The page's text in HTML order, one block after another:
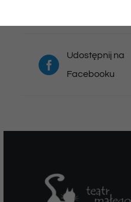
Udostępnij na
Facebooku